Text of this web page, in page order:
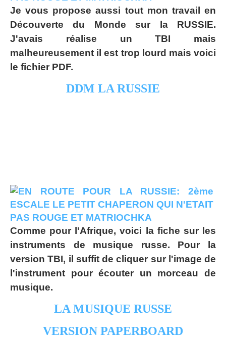
Je vous propose aussi tout mon travail en
Découverte du Monde sur la RUSSIE.
J'avais réalise un TBI mais
malheureusement il est trop lourd mais voici
le fichier PDF.
DDM LA RUSSIE
Comme pour l'Afrique, voici la fiche sur les
instruments de musique russe. Pour la
version TBI, il suffit de cliquer sur l'image de
l'instrument pour écouter un morceau de
musique.
LA MUSIQUE RUSSE
VERSION PAPERBOARD